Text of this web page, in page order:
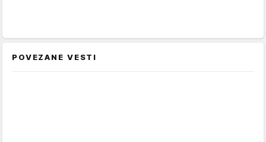
POVEZANE VESTI